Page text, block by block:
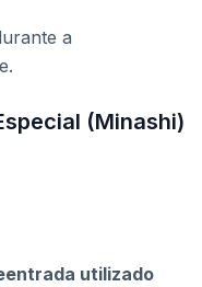
a
(Minashi)
utilizado